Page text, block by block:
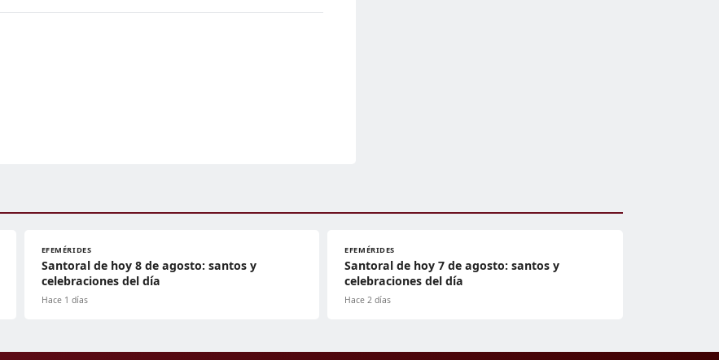
EFEMÉRIDES
Santoral de hoy 8 de agosto: santos y
celebraciones del día
Hace 1 días
EFEMÉRIDES
Santoral de hoy 7 de agosto: santos y
celebraciones del día
Hace 2 días